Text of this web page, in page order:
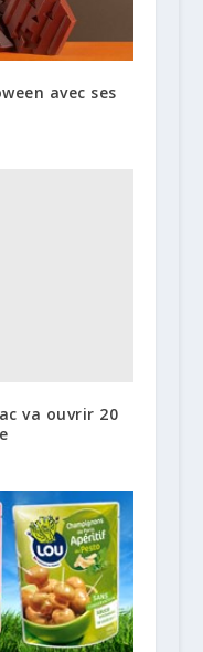
avec ses
va ouvrir 20